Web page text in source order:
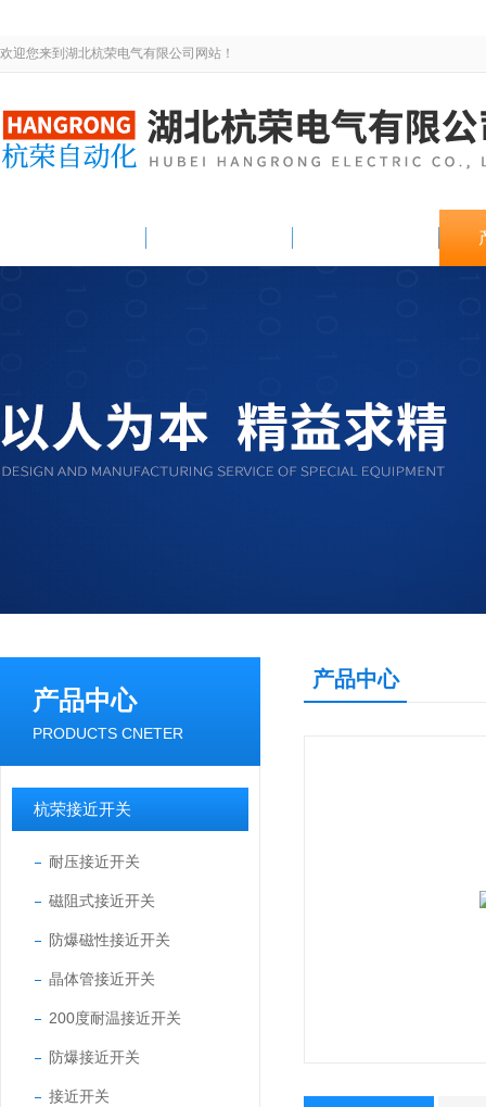
欢迎您来到湖北杭荣电气有限公司网站！
产品中心
PRODUCTS CNETER
杭荣接近开关
耐压接近开关
磁阻式接近开关
防爆磁性接近开关
晶体管接近开关
200度耐温接近开关
防爆接近开关
接近开关
产品中心